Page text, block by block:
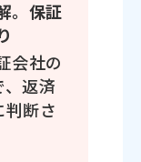
。保証
会社の
、返済
判断さ